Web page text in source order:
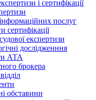
і сертифікації
послуг
сертифікації
експертизи
дослідженння
АТА
брокера
обставини